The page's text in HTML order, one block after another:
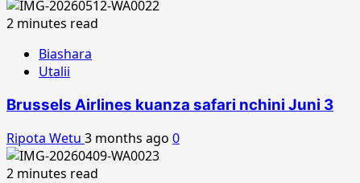
2 minutes read
Biashara
Utalii
Brussels Airlines kuanza safari nchini Juni 3
Ripota Wetu 3 months ago 0
2 minutes read